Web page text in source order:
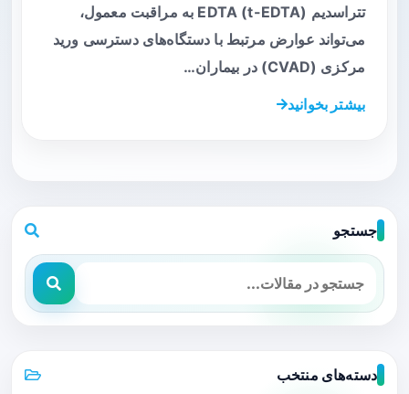
تتراسدیم EDTA (t-EDTA) به مراقبت معمول،
می‌تواند عوارض مرتبط با دستگاه‌های دسترسی ورید
مرکزی (CVAD) در بیماران…
بیشتر بخوانید
جستجو
دسته‌های منتخب